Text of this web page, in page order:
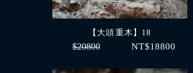
【大頭 重木】18
$20800 NT$18800